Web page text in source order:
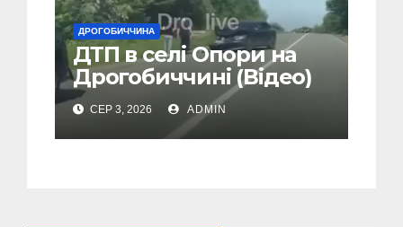
ДРОГОБИЧЧИНА
ДТП в селі Опори на
Дрогобиччині (Відео)
СЕР 3, 2026 ADMIN